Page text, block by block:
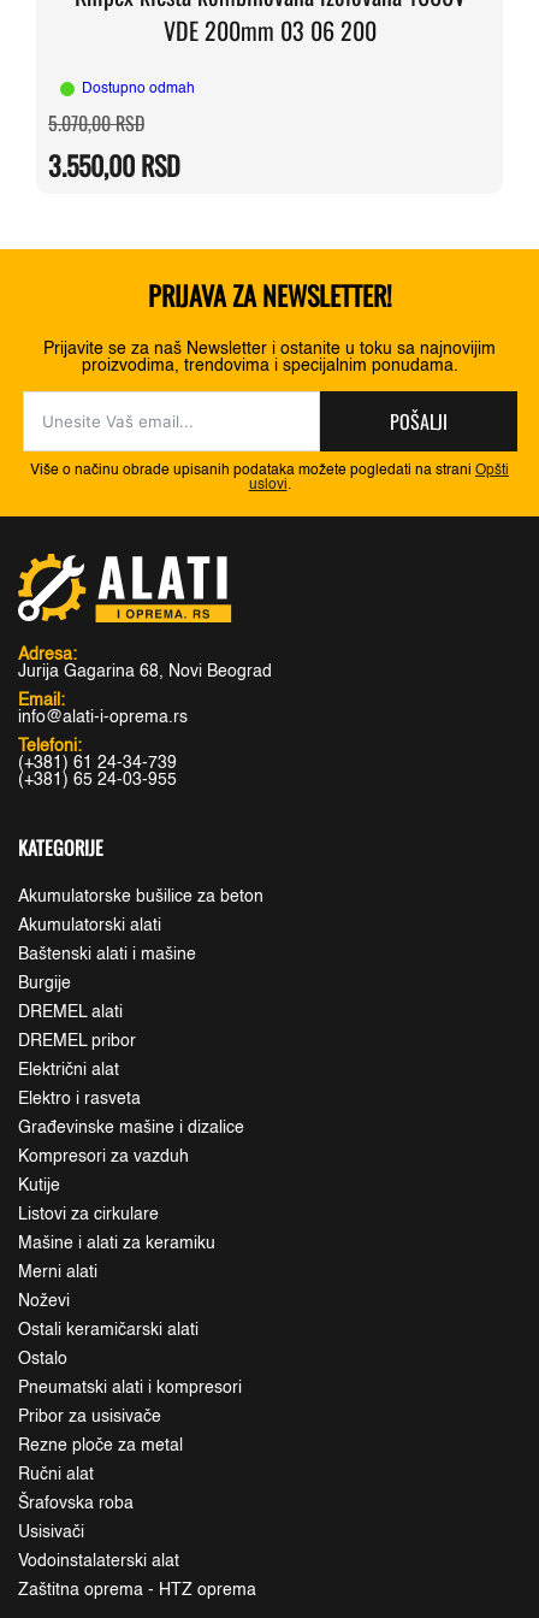
VDE 200mm 03 06 200
Dostupno odmah
5.070,00RSDOriginalna
cena
bila:
5.070,00 RSD.
3.550,00RSD
Trenutna
cena
3.550,00 RSD.
PRIJAVA ZA NEWSLETTER!
Prijavite se za naš Newsletter i ostanite u toku sa najnovijim
proizvodima, trendovima i specijalnim ponudama.
POŠALJI
Više o načinu obrade upisanih podataka možete pogledati na strani Opšti
uslovi.
Adresa:
Jurija Gagarina 68, Novi Beograd
Email:
info@alati-i-oprema.rs
Telefoni:
(+381) 61 24-34-739
(+381) 65 24-03-955
KATEGORIJE
Akumulatorske bušilice za beton
Akumulatorski alati
Baštenski alati i mašine
Burgije
DREMEL alati
DREMEL pribor
Električni alat
Elektro i rasveta
Građevinske mašine i dizalice
Kompresori za vazduh
Kutije
Listovi za cirkulare
Mašine i alati za keramiku
Merni alati
Noževi
Ostali keramičarski alati
Ostalo
Pneumatski alati i kompresori
Pribor za usisivače
Rezne ploče za metal
Ručni alat
Šrafovska roba
Usisivači
Vodoinstalaterski alat
Zaštitna oprema - HTZ oprema